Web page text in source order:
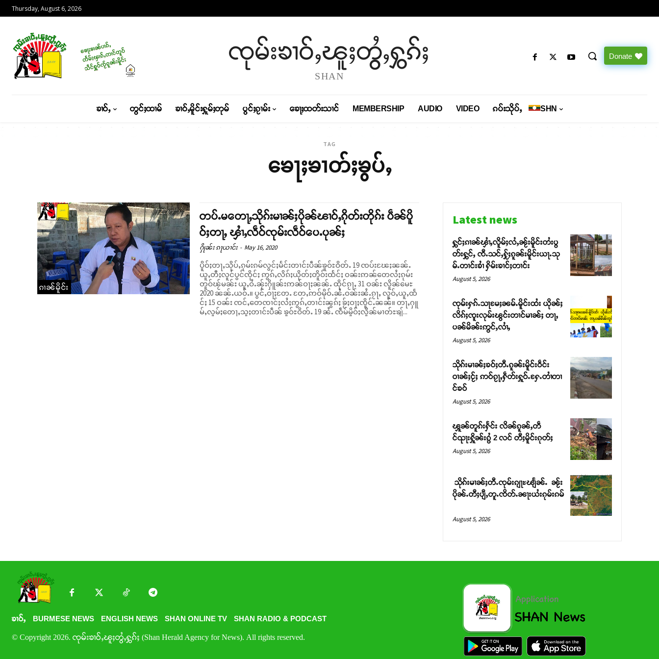
Thursday, August 6, 2026
ၸုမ်းၶၢဝ်ႇၽူႈတွႆႇႁွၵ်ႈ
SHAN
Donate
ၶၢဝ်ႇ တွင်ႈထၢမ် ၶၢဝ်ႇမိူင်းႁူမ်ႈတုမ် ပွင်ႈၵႂၢမ်း ၶေႃႈထတ်းသၢင် MEMBERSHIP AUDIO VIDEO ၵပ်းသိုပ်ႇ SHN
TAG
ၶေႃႈၶၢတ်ႈၶွပ်ႇ
ၵၢၼ်မိူင်း
တပ်ႉမတေႃႇသိုၵ်းမၢၼ်ႈပိုၼ်ၽၢဝ်ႇၵိုတ်းတိုၵ်း ပဵၼ်ပိူ
ဝ်ႈတႃႇ ၾၢႆႇလဵဝ်ၸုမ်းလဵဝ်ပေႉပုၼ်ႈ
ႁိုၼ်း ၵႃယၢင်း - May 16, 2020
ပိူဝ်ႈတႃႇသိုပ်ႇၵုမ်းၵမ်လွင်ႈမႅင်းတၢင်းပဵၼ်ၶူဝ်ႊဝိတ်ႉ 19 ၸပ်းၽႄႈၼၼ်ႉ
ယူႇတီႈလူင်ပွင်ၸိုင်ႈ ဢွၵ်ႇလိၵ်ႈယိုတ်ႈတိူဝ်းထႅင်ႈ ဝၼ်းဢၼ်တေလႆႈၵုမ်း
တူဝ်ၽႂ်မၼ်း ယူႇဝႆႉၼႂ်းႁိူၼ်းဢၼ်ဝႃႈၼၼ်ႉ ထိုင်ၵႂႃႇ 31 ဝၼ်း လိူၼ်မေႊ
2020 ၼၼ်ႉယဝ်ႉ။ ပွင်ႇဝႃႈတႄႉ တႄႇဢဝ်မိုဝ်ႉၼႆႉဝၼ်းၼႆႉၵႂႃႇ လူဝ်ႇယူႇထႅ
င်ႈ 15 ဝၼ်း ၸင်ႇတေၸၢင်ႈလႆႈဢွၵ်ႇတၢင်းၼွၵ်ႈ ၶႂ်ႈဝႃႈၸိူင်ႉၼၼ်။ တႃႇႁူ
မ်ႇလူမ်ႈတေႃႇသူႈတၢင်းပဵၼ် ၶူဝ်ႊဝိတ်ႉ 19 ၼႆႉ ၸဵမ်မိူဝ်ႈလိူၼ်မၢတ်ႊၶျ်...
Latest news
ႁွင်ႈၵၢၼ်ၾၢႆႇလိူမ်ႈလႆႇၼႂ်းမိူင်းတႆးပွ
တ်းႁွင်ႇ ၸီႉသင်ႇႁႂ်ႈၵူၼ်းမိူင်းယႃႉသု
မ်ႉတၢင်းၶၢႆ ႁိမ်းၶၢင်ႈတၢင်း
August 5, 2026
ၸုမ်းႁၵ်ႉသႃမႄႈၼမ်ႉမိူင်းထႆး ယိုၼ်ႈ
လိၵ်ႈၸူးလုမ်းၽွင်းတၢင်မၢၼ်ႈ တႃႇ
ပၼ်မိၼ်းဢွင်ႇလၢႆႇ
August 5, 2026
သိုၵ်းမၢၼ်ႈၶဝ်ႈတီႉၵူၼ်းမိူင်းဝဵင်း
ဝၢၼ်ႈငႂ်ႈ ဢဝ်ၵႂႃႇႁဵတ်းႁူဝ်ႉႁႄႉတၢႆတၢ
င်ၶဝ်
August 5, 2026
ၾူၼ်တူၵ်းႁႅင်း လိၼ်ၵူၼ်ႇတဵ
င်ၺႃးႁိူၼ်းၵွႆ 2 လင် တီႈမိူင်းၵုတ်ႈ
August 5, 2026
သိုၵ်းမၢၼ်ႈတီႉၸုမ်းၵျႃႊၽျႅၼ်ႉ ၼႂ်း
ပိုၼ်ႉတီႈပျီႇတူႉၸိတ်ႉၼႃးယႆးၵုမ်းၵမ်
August 5, 2026
ၶၢဝ်ႇ BURMESE NEWS ENGLISH NEWS SHAN ONLINE TV SHAN RADIO & PODCAST
© Copyright 2026. ၸုမ်းၶၢဝ်ႇၽူႈတွႆႇႁွၵ်ႈ (Shan Herald Agency for News). All rights reserved.